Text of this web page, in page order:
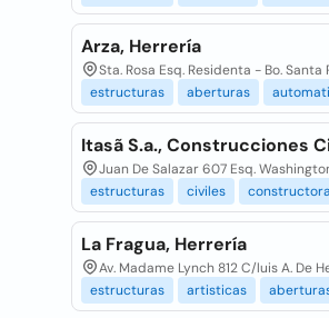
Arza, Herrería
Sta. Rosa Esq. Residenta - Bo. Santa
estructuras
aberturas
Itasã S.a., Construcciones
Juan De Salazar 607 Esq.
estructuras
civiles
La Fragua, Herrería
Av. Madame Lynch 812 C/luis A. De
estructuras
artisticas